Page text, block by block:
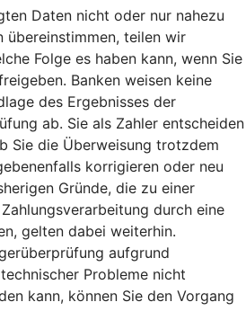
Daten nicht oder nur nahezu
übereinstimmen, teilen wir
Folge es haben kann, wenn Sie
Banken weisen keine
des Ergebnisses der
ab. Sie als Zahler entscheiden
Sie die Überweisung trotzdem
korrigieren oder neu
Gründe, die zu einer
durch eine
gelten dabei weiterhin.
aufgrund
Probleme nicht
kann, können Sie den Vorgang